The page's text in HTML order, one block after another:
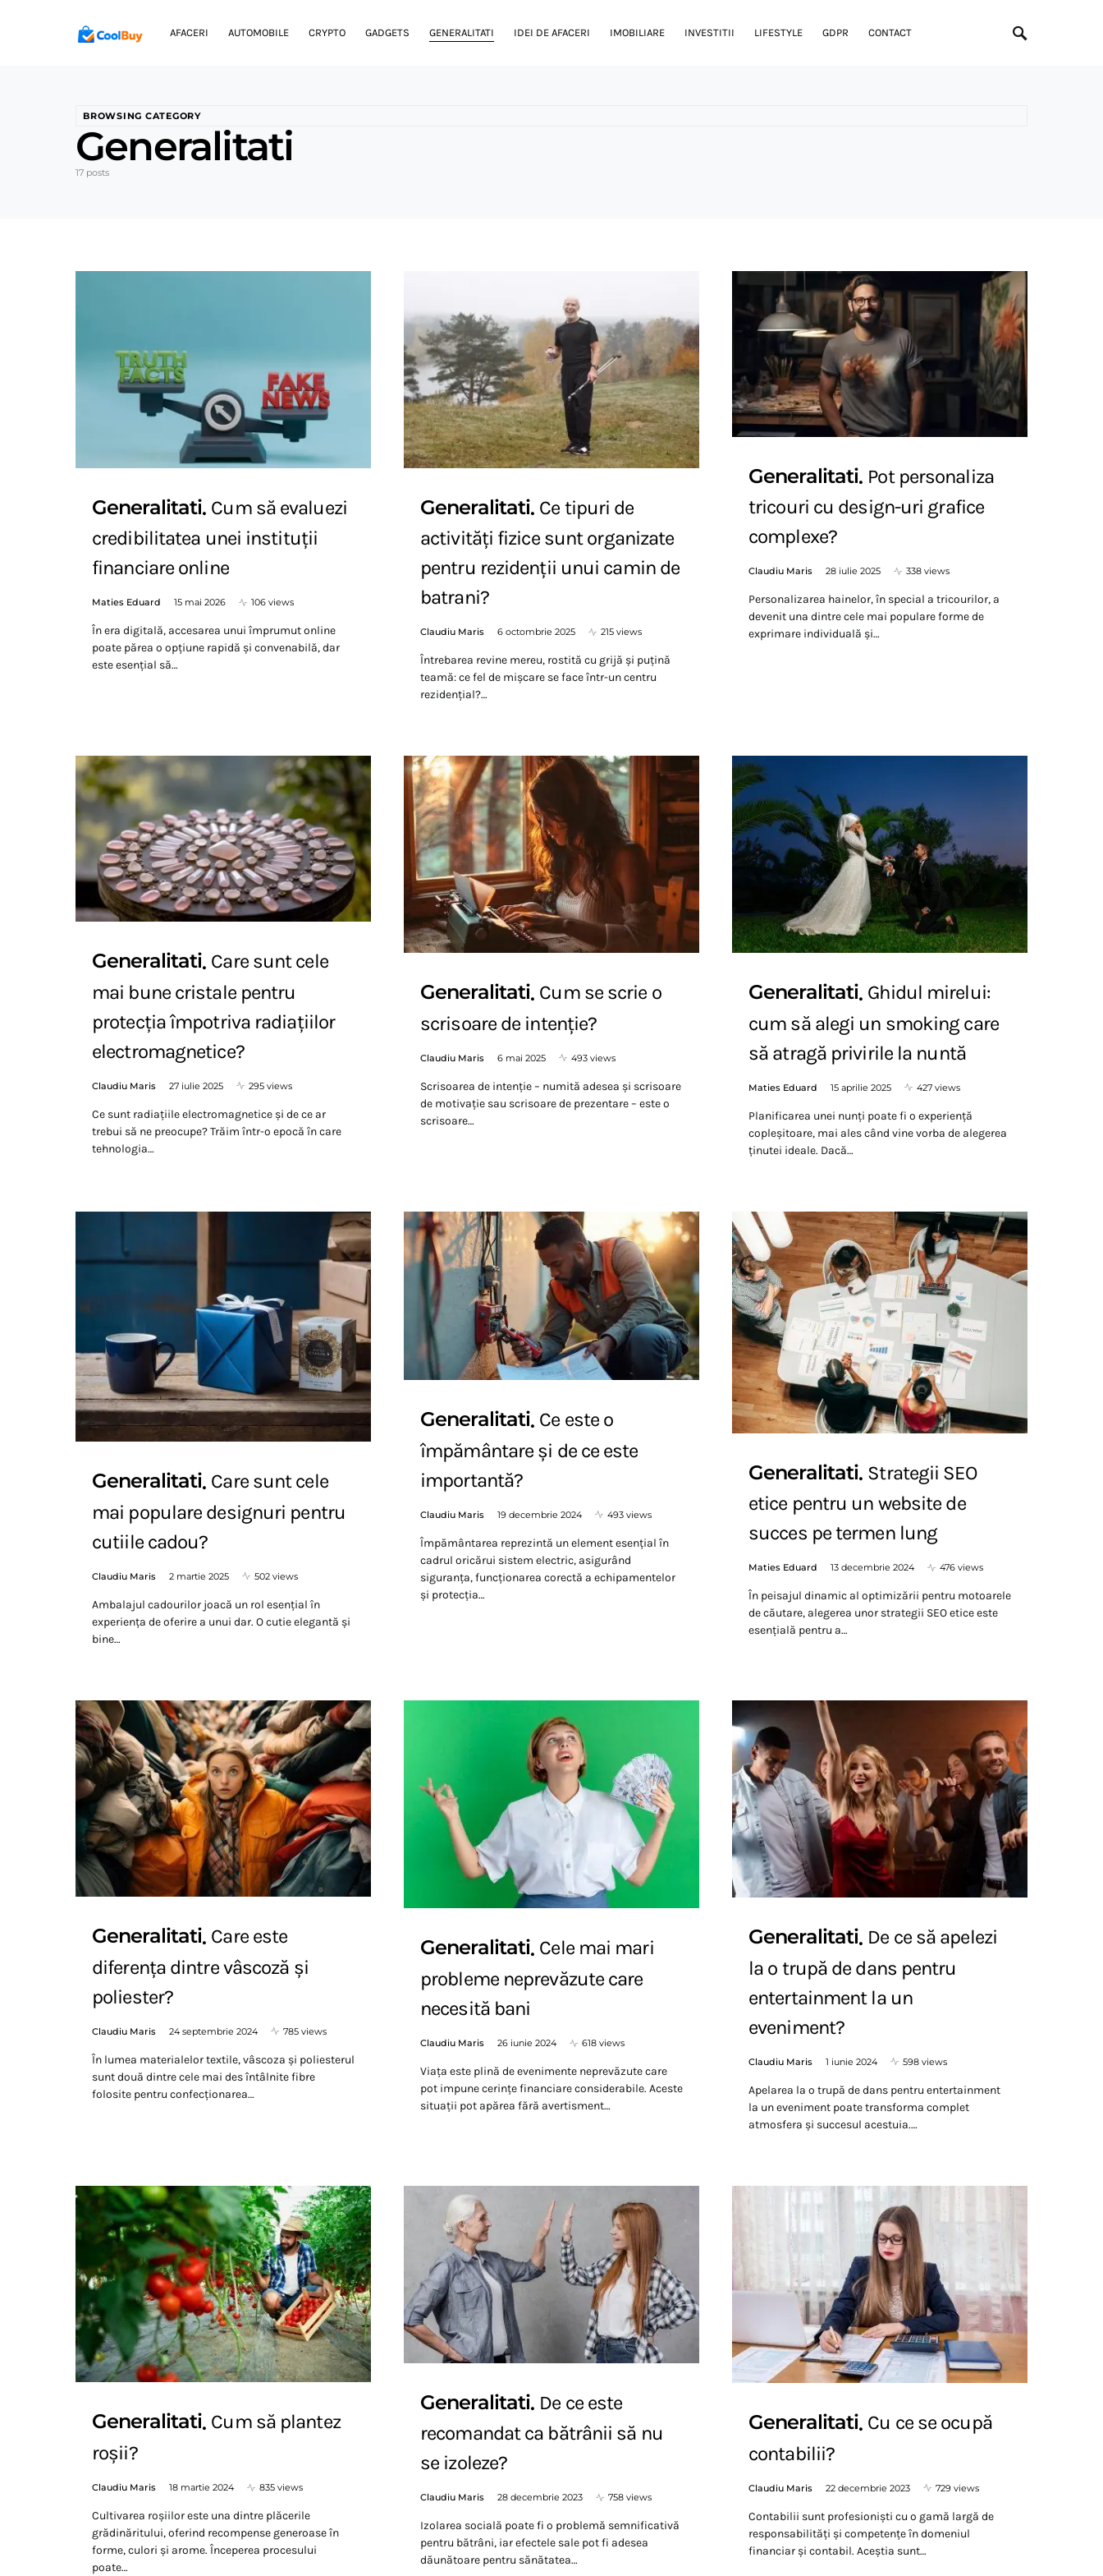
AFACERI AUTOMOBILE CRYPTO GADGETS GENERALITATI IDEI DE AFACERI IMOBILIARE INVESTITII LIFESTYLE GDPR CONTACT
BROWSING CATEGORY
Generalitati
17 posts
Generalitati Cum să evaluezi
credibilitatea unei instituții
financiare online
Maties Eduard 15 mai 2026 106 views
În era digitală, accesarea unui împrumut online
poate părea o opțiune rapidă și convenabilă, dar
este esențial să…
Generalitati Ce tipuri de
activități fizice sunt organizate
pentru rezidenții unui camin de
batrani?
Claudiu Maris 6 octombrie 2025 215 views
Întrebarea revine mereu, rostită cu grijă și puțină
teamă: ce fel de mișcare se face într-un centru
rezidențial?…
Generalitati Pot personaliza
tricouri cu design-uri grafice
complexe?
Claudiu Maris 28 iulie 2025 338 views
Personalizarea hainelor, în special a tricourilor, a
devenit una dintre cele mai populare forme de
exprimare individuală și…
Generalitati Care sunt cele
mai bune cristale pentru
protecția împotriva radiațiilor
electromagnetice?
Claudiu Maris 27 iulie 2025 295 views
Ce sunt radiațiile electromagnetice și de ce ar
trebui să ne preocupe? Trăim într-o epocă în care
tehnologia…
Generalitati Cum se scrie o
scrisoare de intenție?
Claudiu Maris 6 mai 2025 493 views
Scrisoarea de intenție – numită adesea și scrisoare
de motivație sau scrisoare de prezentare – este o
scrisoare…
Generalitati Ghidul mirelui:
cum să alegi un smoking care
să atragă privirile la nuntă
Maties Eduard 15 aprilie 2025 427 views
Planificarea unei nunți poate fi o experiență
copleșitoare, mai ales când vine vorba de alegerea
ținutei ideale. Dacă…
Generalitati Care sunt cele
mai populare designuri pentru
cutiile cadou?
Claudiu Maris 2 martie 2025 502 views
Ambalajul cadourilor joacă un rol esențial în
experiența de oferire a unui dar. O cutie elegantă și
bine…
Generalitati Ce este o
împământare și de ce este
importantă?
Claudiu Maris 19 decembrie 2024 493 views
Împământarea reprezintă un element esențial în
cadrul oricărui sistem electric, asigurând
siguranța, funcționarea corectă a echipamentelor
și protecția…
Generalitati Strategii SEO
etice pentru un website de
succes pe termen lung
Maties Eduard 13 decembrie 2024 476 views
În peisajul dinamic al optimizării pentru motoarele
de căutare, alegerea unor strategii SEO etice este
esențială pentru a…
Generalitati Care este
diferența dintre vâscoză și
poliester?
Claudiu Maris 24 septembrie 2024 785 views
În lumea materialelor textile, vâscoza și poliesterul
sunt două dintre cele mai des întâlnite fibre
folosite pentru confecționarea…
Generalitati Cele mai mari
probleme neprevăzute care
necesită bani
Claudiu Maris 26 iunie 2024 618 views
Viața este plină de evenimente neprevăzute care
pot impune cerințe financiare considerabile. Aceste
situații pot apărea fără avertisment…
Generalitati De ce să apelezi
la o trupă de dans pentru
entertainment la un
eveniment?
Claudiu Maris 1 iunie 2024 598 views
Apelarea la o trupă de dans pentru entertainment
la un eveniment poate transforma complet
atmosfera și succesul acestuia.…
Generalitati Cum să plantez
roșii?
Claudiu Maris 18 martie 2024 835 views
Cultivarea roșiilor este una dintre plăcerile
grădinăritului, oferind recompense generoase în
forme, culori și arome. Începerea procesului
poate…
Generalitati De ce este
recomandat ca bătrânii să nu
se izoleze?
Claudiu Maris 28 decembrie 2023 758 views
Izolarea socială poate fi o problemă semnificativă
pentru bătrâni, iar efectele sale pot fi adesea
dăunătoare pentru sănătatea…
Generalitati Cu ce se ocupă
contabilii?
Claudiu Maris 22 decembrie 2023 729 views
Contabilii sunt profesioniști cu o gamă largă de
responsabilități și competențe în domeniul
financiar și contabil. Aceștia sunt…